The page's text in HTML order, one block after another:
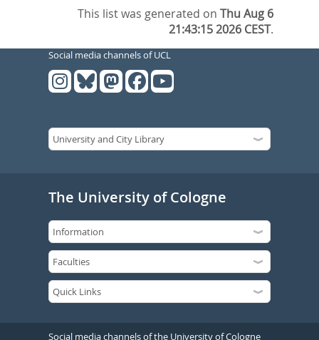
This list was generated onThu Aug 6
21:43:15 2026 CEST.
Social media channels of UCL
The University of Cologne
Social media channels of the University of Cologne